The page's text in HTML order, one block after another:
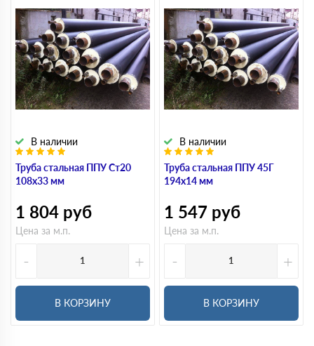
Труба стальная ППУ Ст20
108х33 мм
В наличии
1 804 руб
Цена за м.п.
- +
В КОРЗИНУ
Труба стальная ППУ 45Г
194х14 мм
В наличии
1 547 руб
Цена за м.п.
- +
В КОРЗИНУ